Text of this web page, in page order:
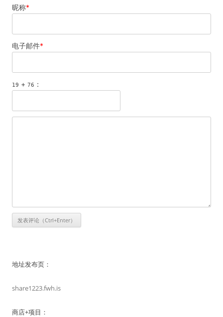
昵称*
电子邮件*
19 + 76 ：
地址发布页：
share1223.fwh.is
商店+项目：